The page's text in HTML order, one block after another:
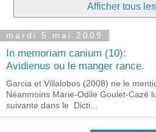
Afficher tous
mardi 5 mai 2009
In memoriam canium (10):
Avidienus ou le manger rance.
Garcia et Villalobos (2008) ne le
Néanmoins Marie-Odile Goulet-Cazé
suivante dans le Dicti...